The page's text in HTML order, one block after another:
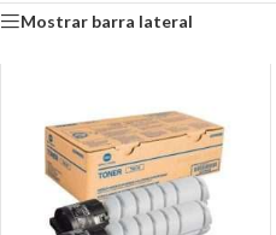
Mostrar barra lateral